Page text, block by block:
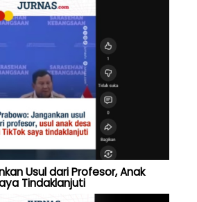
Usul dari Profesor, Anak
Tindaklanjuti